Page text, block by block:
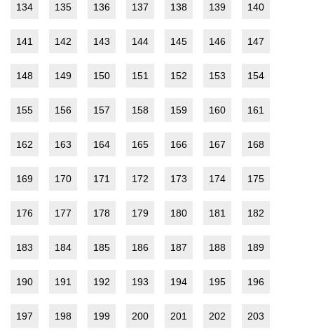
134 135 136 137 138 139 140
141 142 143 144 145 146 147
148 149 150 151 152 153 154
155 156 157 158 159 160 161
162 163 164 165 166 167 168
169 170 171 172 173 174 175
176 177 178 179 180 181 182
183 184 185 186 187 188 189
190 191 192 193 194 195 196
197 198 199 200 201 202 203